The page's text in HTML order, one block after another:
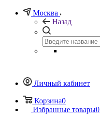
Москва
Назад
Личный кабинет
Корзина0
Избранные товары0